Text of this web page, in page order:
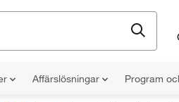
Affärslösningar Program